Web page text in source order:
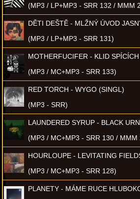
(MP3 / LP+MP3 - SRR 132 / MMM
DĚTI DEŠTĚ - MLŽNÝ ÚVOD
(MP3 / LP+MP3 - SRR 131)
MOTHERFUCIFER - KLID SPÍCÍCH
(MP3 / MC+MP3 - SRR 133)
RED TORCH - WYGO (SINGL)
(MP3 - SRR)
LAUNDERED SYRUP - BLACK URN
(MP3 / MC+MP3 - SRR 130 / MMM
HOURLOUPE - LEVITATING
(MP3 / MC+MP3 - SRR 128)
PLANETY - MÁME RUCE